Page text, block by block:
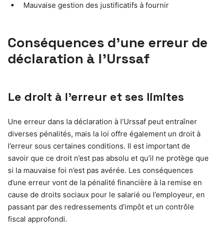
Mauvaise gestion des justificatifs à fournir
Conséquences d’une erreur de
déclaration à l’Urssaf
Le droit à l’erreur et ses limites
Une erreur dans la déclaration à l’Urssaf peut entraîner
diverses pénalités, mais la loi offre également un droit à
l’erreur sous certaines conditions. Il est important de
savoir que ce droit n’est pas absolu et qu’il ne protège que
si la mauvaise foi n’est pas avérée. Les conséquences
d’une erreur vont de la pénalité financière à la remise en
cause de droits sociaux pour le salarié ou l’employeur, en
passant par des redressements d’impôt et un contrôle
fiscal approfondi.